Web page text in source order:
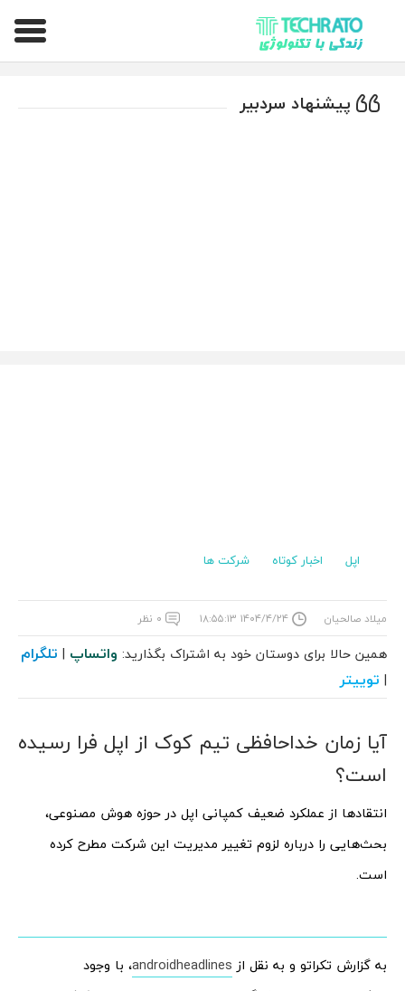
تکراتو – زندگی با تکنولوژی
پیشنهاد سردبیر
اپل اخبار کوتاه شرکت ها
میلاد صالحیان ۱۴۰۴/۴/۲۴ ۱۸:۵۵:۱۳ ۰ نظر
همین حالا برای دوستان خود به اشتراک بگذارید: واتساپ | تلگرام
| توییتر
آیا زمان خداحافظی تیم کوک از اپل فرا رسیده
است؟
انتقادها از عملکرد ضعیف کمپانی اپل در حوزه هوش مصنوعی،
بحث‌هایی را درباره لزوم تغییر مدیریت این شرکت مطرح کرده
است.
به گزارش تکراتو و به نقل از androidheadlines، با وجود